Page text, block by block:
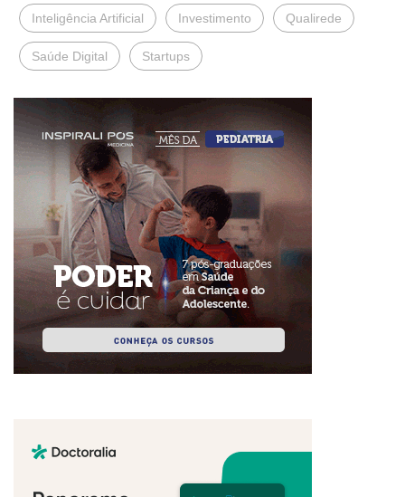
Inteligência Artificial Investimento Qualirede
Saúde Digital Startups